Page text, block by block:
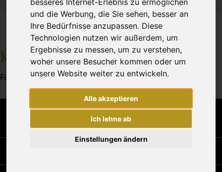
und die Werbung, die Sie sehen, besser an
Ihre Bedürfnisse anzupassen. Diese
Technologien nutzen wir außerdem, um
Ergebnisse zu messen, um zu verstehen,
woher unsere Besucher kommen oder um
unsere Website weiter zu entwickeln.
Alle akzeptieren
Ich lehne ab
Einstellungen ändern
Zurück
Keine Ergebnisse
Für Ihre Suche gibt es leider keine Ergebnisse.
Sandner Textilmanufaktur GbR
D-08262 Muldenhammer / Hammerbrücke